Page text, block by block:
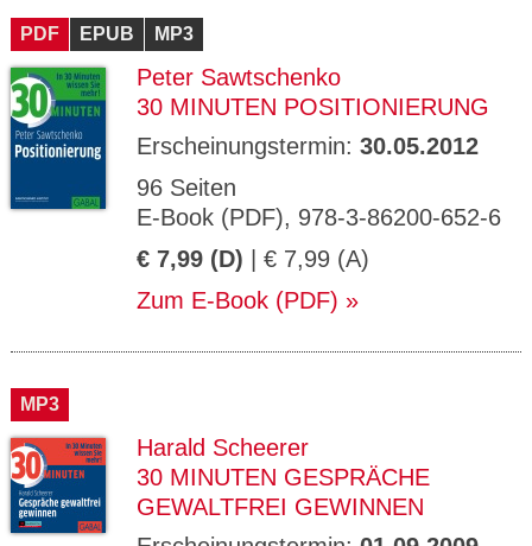
PDF EPUB MP3
Peter Sawtschenko
30 MINUTEN POSITIONIERUNG
Erscheinungstermin: 30.05.2012
96 Seiten
E-Book (PDF), 978-3-86200-652-6
€ 7,99 (D) | € 7,99 (A)
Zum E-Book (PDF)
MP3
Harald Scheerer
30 MINUTEN GESPRÄCHE
GEWALTFREI GEWINNEN